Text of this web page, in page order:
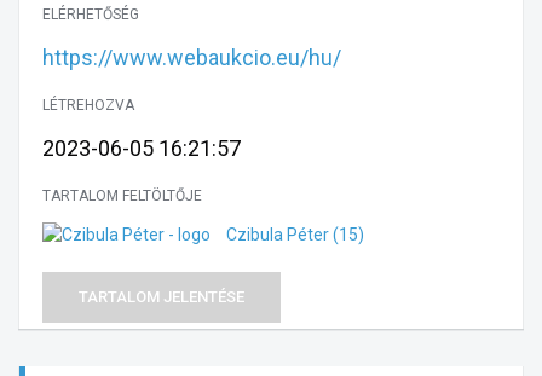
ELÉRHETŐSÉG
https://www.webaukcio.eu/hu/
LÉTREHOZVA
2023-06-05 16:21:57
TARTALOM FELTÖLTŐJE
Czibula Péter(15)
TARTALOM JELENTÉSE